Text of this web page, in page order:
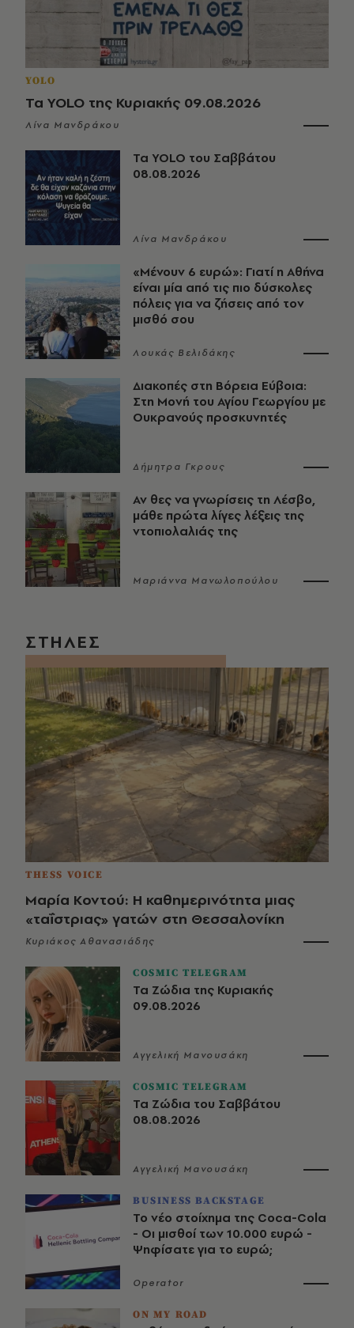
YOLO
Τα YOLO της Κυριακής 09.08.2026
Λίνα Μανδράκου
Τα YOLO του Σαββάτου
08.08.2026
Λίνα Μανδράκου
«Μένουν 6 ευρώ»: Γιατί η Αθήνα
είναι μία από τις πιο δύσκολες
πόλεις για να ζήσεις από τον
μισθό σου
Λουκάς Βελιδάκης
Διακοπές στη Βόρεια Εύβοια:
Στη Μονή του Αγίου Γεωργίου με
Ουκρανούς προσκυνητές
Δήμητρα Γκρους
Αν θες να γνωρίσεις τη Λέσβο,
μάθε πρώτα λίγες λέξεις της
ντοπιολαλιάς της
Μαριάννα Μανωλοπούλου
ΣΤΗΛΕΣ
THESS VOICE
Μαρία Κοντού: Η καθημερινότητα μιας
«ταΐστριας» γατών στη Θεσσαλονίκη
Κυριάκος Αθανασιάδης
COSMIC TELEGRAM
Τα Ζώδια της Κυριακής
09.08.2026
Αγγελική Μανουσάκη
COSMIC TELEGRAM
Τα Ζώδια του Σαββάτου
08.08.2026
Αγγελική Μανουσάκη
BUSINESS BACKSTAGE
Το νέο στοίχημα της Coca-Cola
- Οι μισθοί των 10.000 ευρώ -
Ψηφίσατε για το ευρώ;
Operator
ON MY ROAD